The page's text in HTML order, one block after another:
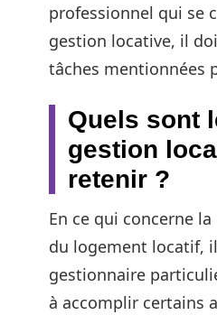
professionnel qui se
gestion locative, il
tâches mentionnées
Quels sont
gestion
retenir ?
En ce qui concerne
du logement locatif,
gestionnaire
à accomplir certains